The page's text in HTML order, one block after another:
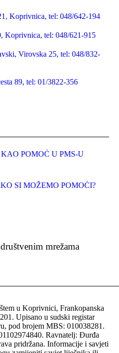
Koprivnica, tel: 048/642-194
Koprivnica, tel: 048/621-915
Virovska 25, tel: 048/832-
89, tel: 01/3822-356
POMOĆ U PMS-U
SI MOŽEMO POMOĆI?
mrežama
u Koprivnici, Frankopanska
Upisano u sudski registar
pod brojem MBS: 010038281.
Ravnatelj: Đurđa
pridržana. Informacije i savjeti